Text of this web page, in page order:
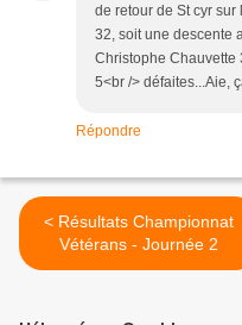
de retour de St cyr
32, soit une descente
Christophe Chauvette
5<br /> défaites...Aie,
Répondre
< Résultats Championnat
Vétérans - Journée 2